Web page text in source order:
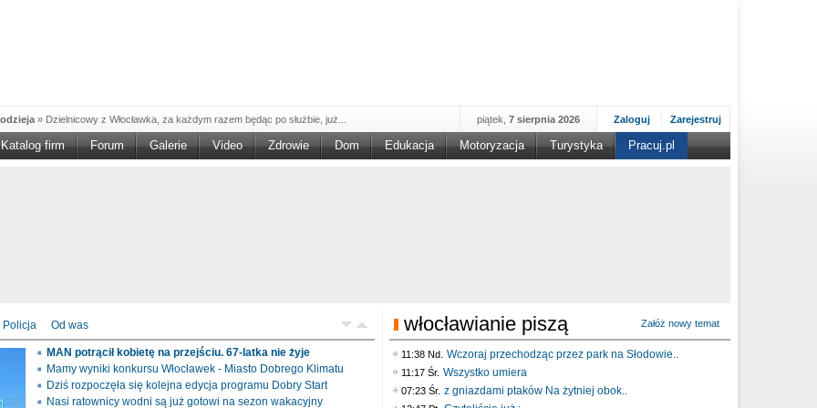
» Dzielnicowy z Włocławka, za każdym razem będąc po służbie, już...
w NGO'»Ruszył nabór w konkursie „Wsparcie Organizacji Wolontariatu w NGO –
» Od czerwca rozpoczął się nowy okres świadczeniowy 800 plus, który
» Policjanci ruchu drogowego przeprowadzili na drogach Włocławka i
Zaloguj Zarejestruj
piątek, 7 sierpnia 2026
Katalog firm Forum Galerie Video Zdrowie Dom Edukacja Motoryzacja Turystyka Pracuj.pl
Policja Od was
MAN potrącił kobietę na przejściu. 67-latka nie żyje
Mamy wyniki konkursu Włocławek - Miasto Dobrego Klimatu
Dziś rozpoczęła się kolejna edycja programu Dobry Start
Nasi ratownicy wodni są już gotowi na sezon wakacyjny
włocławianie piszą Załóż nowy temat
11:38 Nd. Wczoraj przechodząc przez park na Słodowie..
11:17 Śr. Wszystko umiera
07:23 Śr. z gniazdami ptaków Na żytniej obok..